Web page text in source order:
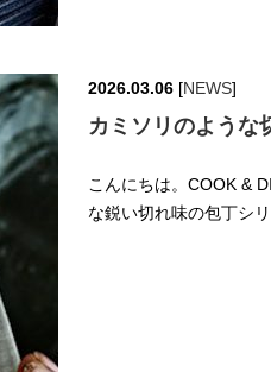
2026.03.06 [NEWS]
カミソリのような
こんにちは。COOK &
な鋭い切れ味の包丁シ